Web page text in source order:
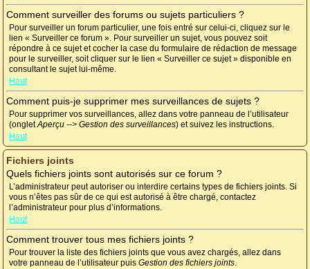
Comment surveiller des forums ou sujets particuliers ?
Pour surveiller un forum particulier, une fois entré sur celui-ci, cliquez sur le
lien « Surveiller ce forum ». Pour surveiller un sujet, vous pouvez soit
répondre à ce sujet et cocher la case du formulaire de rédaction de message
pour le surveiller, soit cliquer sur le lien « Surveiller ce sujet » disponible en
consultant le sujet lui-même.
Haut
Comment puis-je supprimer mes surveillances de sujets ?
Pour supprimer vos surveillances, allez dans votre panneau de l’utilisateur
(ongletAperçu --> Gestion des surveillances) et suivez les instructions.
Haut
Fichiers joints
Quels fichiers joints sont autorisés sur ce forum ?
L’administrateur peut autoriser ou interdire certains types de fichiers joints. Si
vous n’êtes pas sûr de ce qui est autorisé à être chargé, contactez
l’administrateur pour plus d’informations.
Haut
Comment trouver tous mes fichiers joints ?
Pour trouver la liste des fichiers joints que vous avez chargés, allez dans
votre panneau de l’utilisateur puis Gestion des fichiers joints.